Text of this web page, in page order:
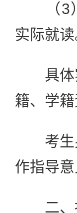
（3）
实际就读
具体实
籍、学
考生身
作指导
二、